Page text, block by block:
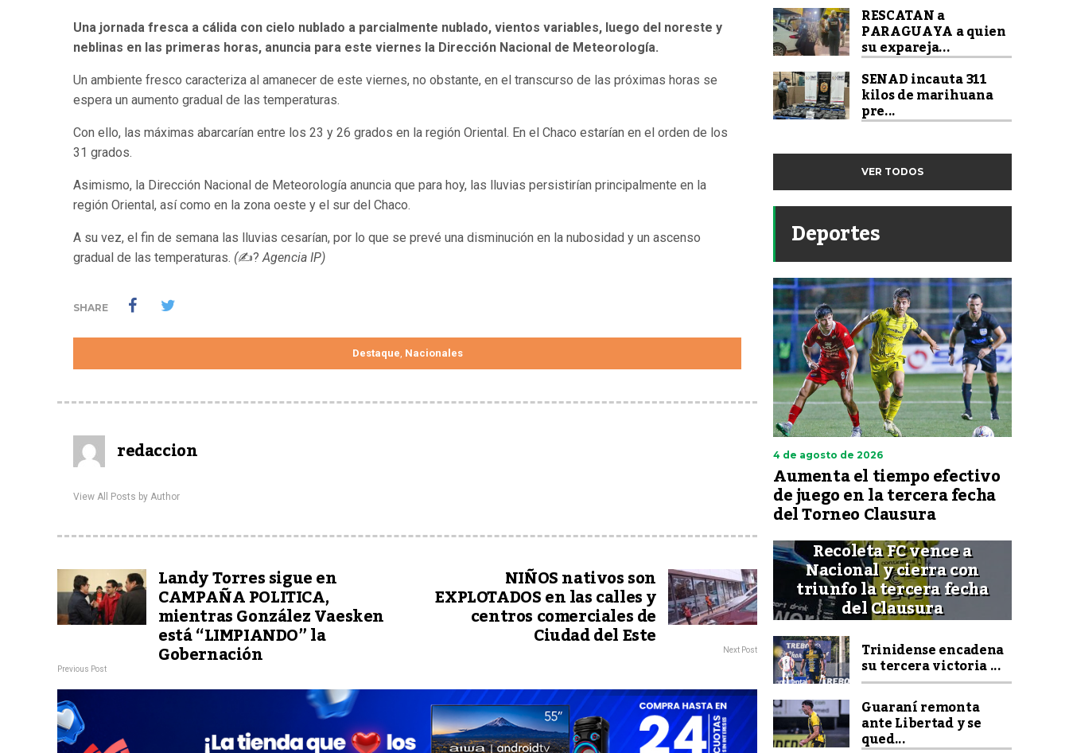
Una jornada fresca a cálida con cielo nublado a parcialmente nublado, vientos variables, luego del noreste y
neblinas en las primeras horas, anuncia para este viernes la Dirección Nacional de Meteorología.
Un ambiente fresco caracteriza al amanecer de este viernes, no obstante, en el transcurso de las próximas horas se
espera un aumento gradual de las temperaturas.
Con ello, las máximas abarcarían entre los 23 y 26 grados en la región Oriental. En el Chaco estarían en el orden de los
31 grados.
Asimismo, la Dirección Nacional de Meteorología anuncia que para hoy, las lluvias persistirían principalmente en la
región Oriental, así como en la zona oeste y el sur del Chaco.
A su vez, el fin de semana las lluvias cesarían, por lo que se prevé una disminución en la nubosidad y un ascenso
gradual de las temperaturas. (✍?Agencia IP)
SHARE
Destaque, Nacionales
redaccion
View All Posts by Author
Landy Torres sigue en
CAMPAÑA POLITICA,
mientras González Vaesken
está “LIMPIANDO” la
Gobernación
Previous Post
NIÑOS nativos son
EXPLOTADOS en las calles y
centros comerciales de
Ciudad del Este Next Post
RESCATAN a
PARAGUAYA a quien
su expareja...
SENAD incauta 311
kilos de marihuana
pre...
VER TODOS
Deportes
4 de agosto de 2026
Aumenta el tiempo efectivo
de juego en la tercera fecha
del Torneo Clausura
Recoleta FC vence a
Nacional y cierra con
triunfo la tercera fecha
del Clausura
Trinidense encadena
su tercera victoria ...
Guaraní remonta
ante Libertad y se
qued...